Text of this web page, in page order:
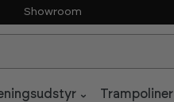
Showroom
Trampoliner